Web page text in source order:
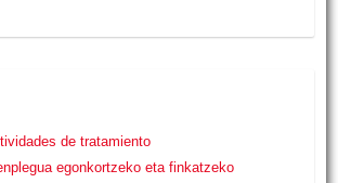
de tratamiento
egonkortzeko eta finkatzeko